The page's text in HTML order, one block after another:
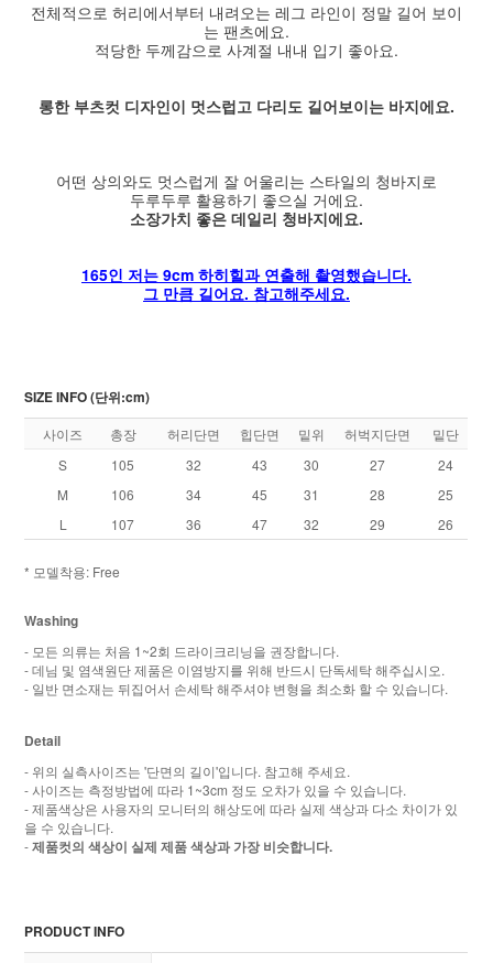
전체적으로 허리에서부터 내려오는 레그 라인이 정말 길어 보이
는 팬츠에요.
적당한 두께감으로 사계절 내내 입기 좋아요.
롱한 부츠컷 디자인이 멋스럽고 다리도 길어보이는 바지에요.
어떤 상의와도 멋스럽게 잘 어울리는 스타일의 청바지로
두루두루 활용하기 좋으실 거에요.
소장가치 좋은 데일리 청바지에요.
165인 저는 9cm 하히힐과 연출해 촬영했습니다.
그 만큼 길어요. 참고해주세요.
SIZE INFO (단위:cm)
사이즈 총장 허리단면 힙단면 밑위 허벅지단면
밑단
S
105 32 43 30 27
24
M
106 34 45 31 28
25
L
107 36 47 32 29 26
* 모델착용: Free
Washing
- 모든 의류는 처음 1~2회 드라이크리닝을 권장합니다.
- 데님 및 염색원단 제품은 이염방지를 위해 반드시 단독세탁 해주십시오.
- 일반 면소재는 뒤집어서 손세탁 해주셔야 변형을 최소화 할 수 있습니다.
Detail
- 위의 실측사이즈는 '단면의 길이'입니다. 참고해 주세요.
- 사이즈는 측정방법에 따라 1~3cm 정도 오차가 있을 수 있습니다.
- 제품색상은 사용자의 모니터의 해상도에 따라 실제 색상과 다소 차이가 있
을 수 있습니다.
-제품컷의 색상이 실제 제품 색상과 가장 비슷합니다.
PRODUCT INFO